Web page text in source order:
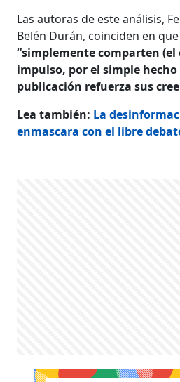
Las autoras de este análisis,
Belén Durán, coinciden en
“simplemente comparten
impulso, por el simple hecho
publicación refuerza sus
Lea también: La
enmascara con el libre